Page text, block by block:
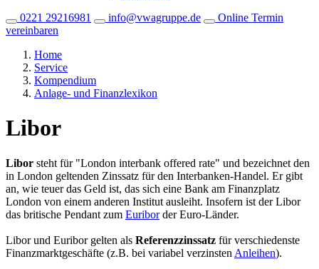
0221 29216981
info@vwagruppe.de
Online Termin
vereinbaren
Home
Service
Kompendium
Anlage- und Finanzlexikon
Libor
Libor steht für "London interbank offered rate" und bezeichnet den
in London geltenden Zinssatz für den Interbanken-Handel. Er gibt
an, wie teuer das Geld ist, das sich eine Bank am Finanzplatz
London von einem anderen Institut ausleiht. Insofern ist der Libor
das britische Pendant zum Euriborder Euro-Länder.
Libor und Euribor gelten als Referenzzinssatz für verschiedenste
Finanzmarktgeschäfte (z.B. bei variabel verzinsten Anleihen).